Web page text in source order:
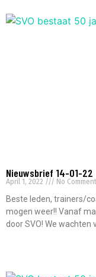
Nieuwsbrief 14-01-22
April 1, 2022 No
Beste leden, trainers/
mogen weer!! Vanaf
door SVO! We wachten